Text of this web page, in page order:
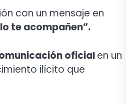
con un mensaje en
te acompañen”.
oficialen un
ilícito que